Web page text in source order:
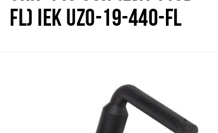
FL) IEK UZO-19-440-FL